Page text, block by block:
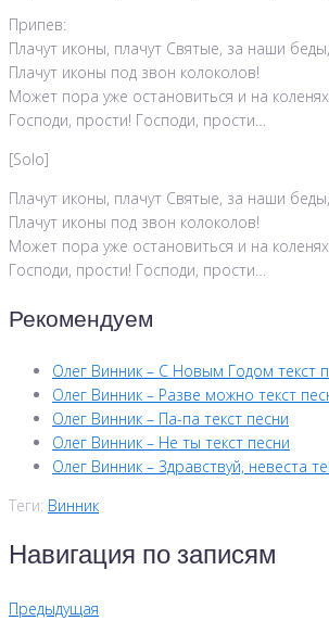
Припев:
Плачут иконы, плачут Святые, за наши
Плачут иконы под звон колоколов!
Может пора уже остановиться и на
Господи, прости! Господи, прости…
[Solo]
Плачут иконы, плачут Святые, за наши
Плачут иконы под звон колоколов!
Может пора уже остановиться и на
Господи, прости! Господи, прости…
Рекомендуем
Олег Винник – С Новым Годом текст
Олег Винник – Разве можно текст
Олег Винник – Па-па текст песни
Олег Винник – Не ты текст песни
Олег Винник – Здравствуй, невеста
Теги: Винник
Навигация по записям
Предыдущая